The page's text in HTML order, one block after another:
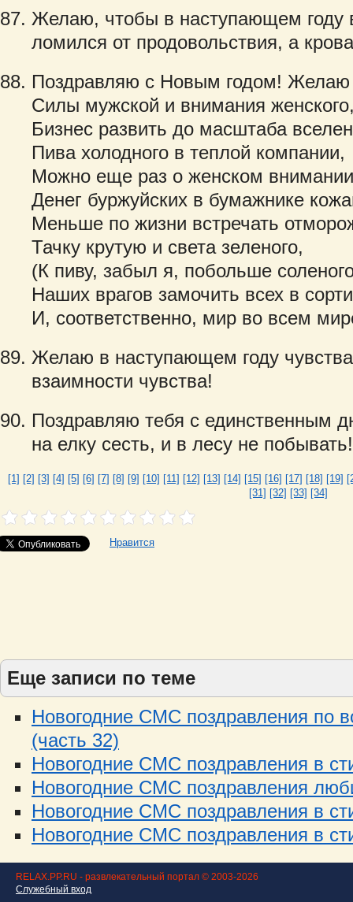
Желаю, чтобы в наступающем году
ломился от продовольствия, а
Поздравляю с Новым годом! Желаю
Силы мужской и внимания
Бизнес развить до масштаба
Пива холодного в теплой компании,
Можно еще раз о женском
Денег буржуйских в бумажнике
Меньше по жизни встречать
Тачку крутую и света зеленого,
(К пиву, забыл я, побольше
Наших врагов замочить всех в
И, соответственно, мир во всем
Желаю в наступающем году
взаимности чувства!
Поздравляю тебя с единственным
на елку сесть, и в лесу не
[1] [2] [3] [4] [5] [6] [7] [8] [9] [10] [11] [12] [13] [14] [15] [16] [17] [18] [19]
[31] [32] [33] [34]
Нравится
Еще записи по теме
Новогодние СМС поздравления по
(часть 32)
Новогодние СМС поздравления в
Новогодние СМС поздравления
Новогодние СМС поздравления в
Новогодние СМС поздравления в
RELAX.PP.RU - развлекательный портал © 2003-2026
Служебный вход